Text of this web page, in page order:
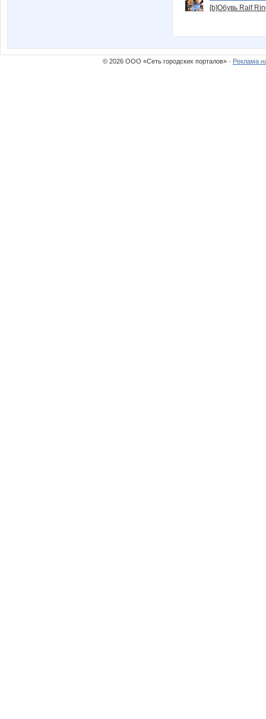
[b]Обувь Ralf
© 2026 ООО «Сеть городских порталов» · Реклама